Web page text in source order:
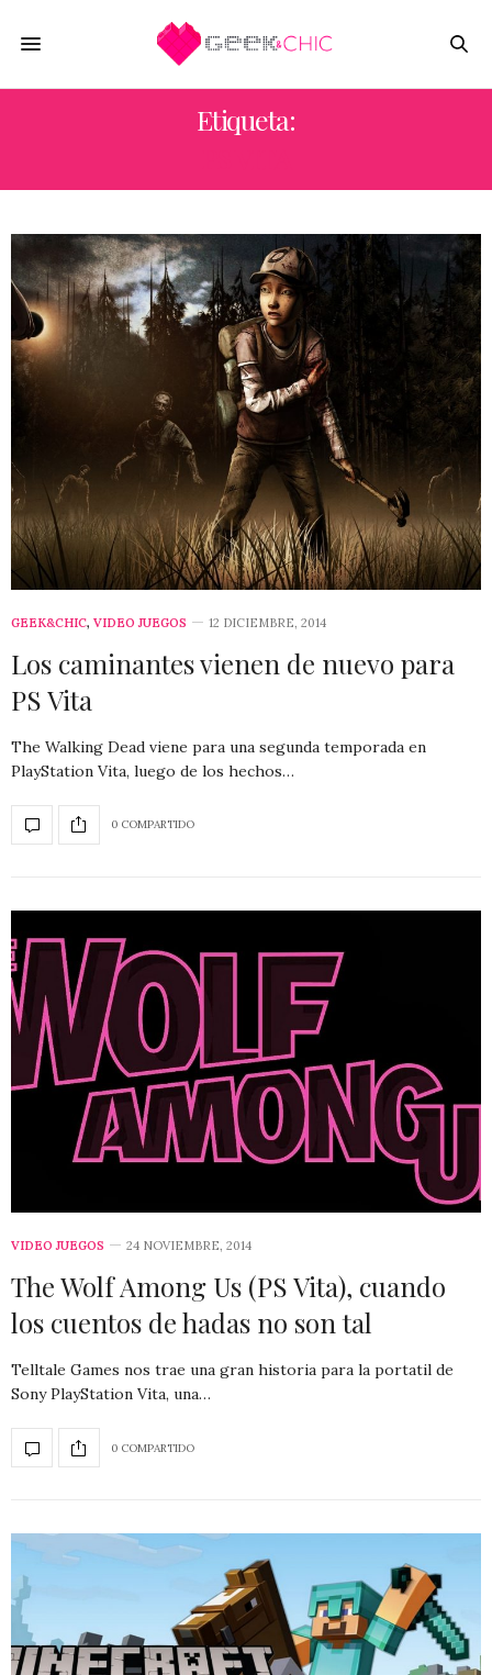
Etiqueta:
GEEK&CHIC, VIDEO JUEGOS 12 DICIEMBRE, 2014
Los caminantes vienen de nuevo para
PS Vita
The Walking Dead viene para una segunda temporada en
PlayStation Vita, luego de los hechos…
0 COMPARTIDO
VIDEO JUEGOS 24 NOVIEMBRE, 2014
The Wolf Among Us (PS Vita), cuando
los cuentos de hadas no son tal
Telltale Games nos trae una gran historia para la portatil de
Sony PlayStation Vita, una…
0 COMPARTIDO